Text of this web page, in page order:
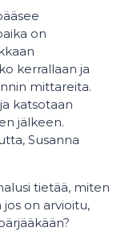
on
kerrallaan ja
mittareita.
katsotaan
jälkeen.
Susanna
tietää, miten
on arvioitu,